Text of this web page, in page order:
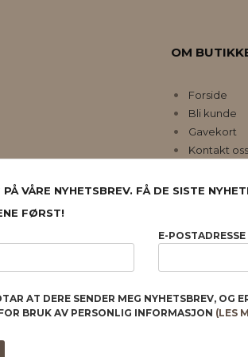
OM
Forside
Bli kunde
Gavekort
Kontakt oss
SIKKERHET OG PERSONVERN
slik at du får en bedre kjøpsopplevelse og vi kan
og huske hva du har puttet i
dette.Les merellerendre innstillinger for cookies.
PÅ VÅRE NYHETSBREV. FÅ DE SISTE
FØRST!
E-POSTADRESSE
AT DERE SENDER MEG NYHETSBREV, OG
BRUK AV PERSONLIG INFORMASJON (LES